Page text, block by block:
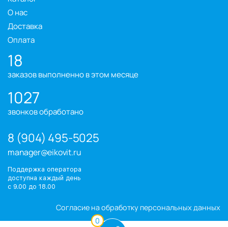
О нас
Доставка
Оплата
18
заказов выполненно в этом месяце
1027
звонков обработано
8 (904) 495-5025
manager@eikovit.ru
Поддержка оператора
доступна каждый день
с 9.00 до 18.00
Согласие на обработку персональных данных
0